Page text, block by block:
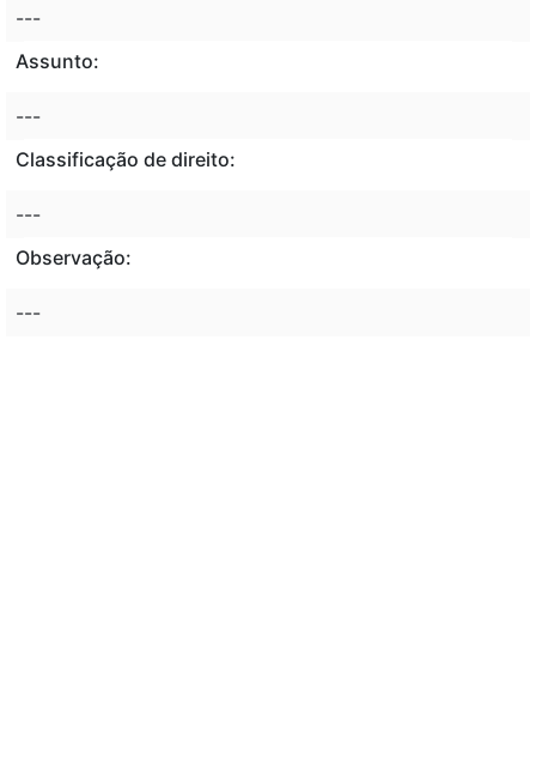
---
Assunto:
---
Classificação de direito:
---
Observação:
---